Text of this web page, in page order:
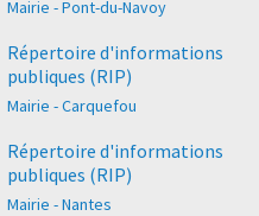
Mairie - Pont-du-Navoy
Répertoire d'informations
publiques (RIP)
Mairie - Carquefou
Répertoire d'informations
publiques (RIP)
Mairie - Nantes